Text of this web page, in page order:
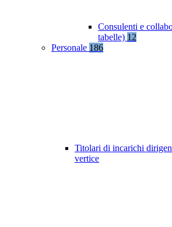
Consulenti e
tabelle) 12
Personale 186
Titolari di incarichi
vertice